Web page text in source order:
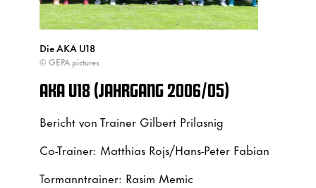
Die AKA U18
© GEPA pictures
AKA U18 (JAHRGANG 2006/05)
Bericht von Trainer Gilbert Prilasnig
Co-Trainer: Matthias Rojs/Hans-Peter Fabian
Tormanntrainer: Rasim Memic